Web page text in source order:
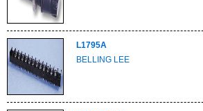
L1795A
BELLING LEE